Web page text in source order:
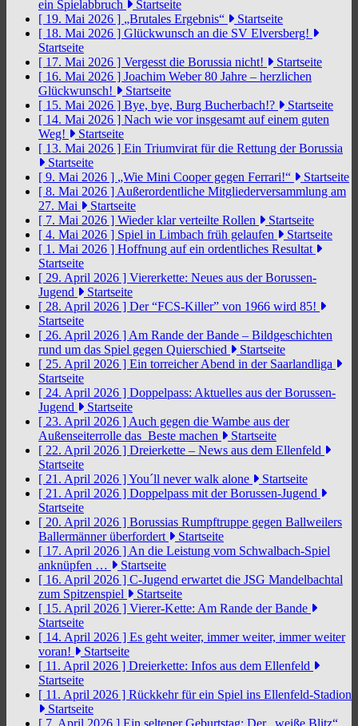
ein Spielabbruch
Startseite
[ 19. Mai 2026 ] „Brutales Ergebnis“
Startseite
[ 18. Mai 2026 ] Glückwunsch an die SV Elversberg!
Startseite
[ 17. Mai 2026 ] Vergesst die Borussia nicht!
Startseite
[ 16. Mai 2026 ] Joachim Weber 80 Jahre – herzlichen
Glückwunsch!
Startseite
[ 15. Mai 2026 ] Bye, bye, Burg Bucherbach!?
Startseite
[ 14. Mai 2026 ] Nach wie vor insgesamt auf einem guten
Weg!
Startseite
[ 13. Mai 2026 ] Ein Triumvirat für die Rettung der Borussia
Startseite
[ 9. Mai 2026 ] „Wie Mini Cooper gegen Ferrari!“
Startseite
[ 8. Mai 2026 ] Außerordentliche Mitgliederversammlung am
27. Mai
Startseite
[ 7. Mai 2026 ] Wieder klar verteilte Rollen
Startseite
[ 4. Mai 2026 ] Spiel in Limbach früh gelaufen
Startseite
[ 1. Mai 2026 ] Hoffnung auf ein ordentliches Resultat
Startseite
[ 29. April 2026 ] Viererkette: Neues aus der Borussen-
Jugend
Startseite
[ 28. April 2026 ] Der “FCS-Killer” von 1966 wird 85!
Startseite
[ 26. April 2026 ] Am Rande der Bande – Bildgeschichten
rund um das Spiel gegen Quierschied
Startseite
[ 25. April 2026 ] Ein torreicher Abend in der Saarlandliga
Startseite
[ 24. April 2026 ] Doppelpass: Aktuelles aus der Borussen-
Jugend
Startseite
[ 23. April 2026 ] Auch gegen die Wambe aus der
Außenseiterrolle das Beste machen
Startseite
[ 22. April 2026 ] Dreierkette – News aus dem Ellenfeld
Startseite
[ 21. April 2026 ]You´ll never walk alone
Startseite
[ 21. April 2026 ] Doppelpass mit der Borussen-Jugend
Startseite
[ 20. April 2026 ] Borussias Rumpftruppe gegen Ballweilers
Ballermänner überfordert
Startseite
[ 17. April 2026 ] An die Leistung vom Schwalbach-Spiel
anknüpfen …
Startseite
[ 16. April 2026 ] C-Jugend erwartet die JSG Mandelbachtal
zum Spitzenspiel
Startseite
[ 15. April 2026 ] Vierer-Kette: Am Rande der Bande
Startseite
[ 14. April 2026 ] Es geht weiter, immer weiter, immer weiter
voran!
Startseite
[ 11. April 2026 ] Dreierkette: Infos aus dem Ellenfeld
Startseite
[ 11. April 2026 ] Rückkehr für ein Spiel ins Ellenfeld-Stadion
Startseite
[ 7. April 2026 ] Ein seltener Geburtstag: Der „weiße Blitz“